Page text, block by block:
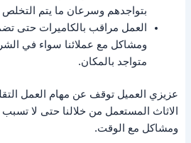
بتواجدهم وسرعان ما يتم
العمل مراقب بالكاميرات حتى
ومشاكل مع عملائنا سواء في
متواجد بالمكان.
عزيزي العميل توقف عن مهام العمل
الاثاث المستعمل من خلالنا حتى لا
ومشاكل مع الوقت.